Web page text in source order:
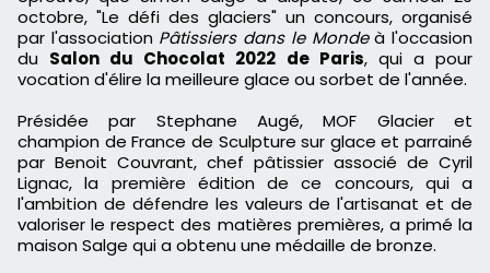
octobre, "Le défi des glaciers" un concours, organisé
par l'association Pâtissiers dans le Monde à l'occasion
du Salon du Chocolat 2022 de Paris, qui a pour
vocation d'élire la meilleure glace ou sorbet de l'année.
Présidée par Stephane Augé,MOF Glacieret
champion de France de Sculpture sur glace et parrainé
par Benoit Couvrant, chef pâtissier associé de Cyril
Lignac, la première édition de ce concours, qui a
l'ambition de défendre les valeurs de l'artisanat et de
valoriser le respect des matières premières, a primé la
maison Salge qui a obtenu une médaille de bronze.